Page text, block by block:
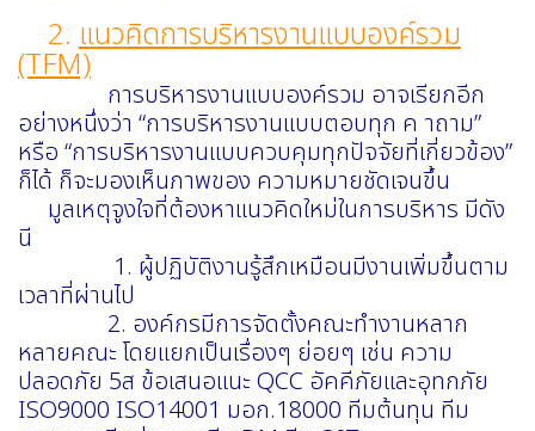
2. แนวคิดการบริหารงานแบบองค์รวม
(TFM)
การบริหารงานแบบองค์รวม อาจเรียกอีก
อย่างหนึ่งว่า “การบริหารงานแบบตอบทุก ค าถาม”
หรือ “การบริหารงานแบบควบคุมทุกปัจจัยที่เกี่ยวข้อง”
ก็ได้ ก็จะมองเห็นภาพของ ความหมายชัดเจนขึ้น
มูลเหตุจูงใจที่ต้องหาแนวคิดใหม่ในการบริหาร มีดัง
นี
1. ผู้ปฏิบัติงานรู้สึกเหมือนมีงานเพิ่มขึ้นตาม
เวลาที่ผ่านไป
2. องค์กรมีการจัดตั้งคณะทำงานหลาก
หลายคณะ โดยแยกเป็นเรื่องๆ ย่อยๆ เช่น ความ
ปลอดภัย 5ส ข้อเสนอแนะ QCC อัคคีภัยและอุทกภัย
ISO9000 ISO14001 มอก.18000 ทีมต้นทุน ทีม